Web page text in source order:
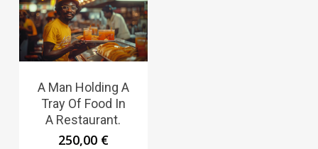
A Man Holding A
Tray Of Food In
A Restaurant.
250,00 €